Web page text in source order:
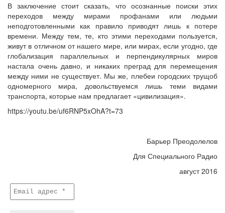
В заключение стоит сказать, что осознанные поиски этих
переходов между мирами профанами или людьми
неподготовленными как правило приводят лишь к потере
времени. Между тем, те, кто этими переходами пользуется,
живут в отличном от нашего мире, или мирах, если угодно, где
глобализация параллельных и перпендикулярных миров
настала очень давно, и никаких преград для перемещения
между ними не существует. Мы же, плебеи городских трущоб
одномерного мира, довольствуемся лишь теми видами
транспорта, которые нам предлагает «цивилизация».
https://youtu.be/uf6RNP5xOhA?t=73
Барьер Преодолелов
Для Специального Радио
август 2016